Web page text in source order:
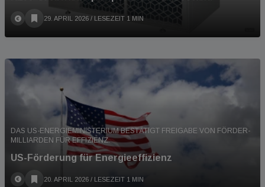
29. APRIL 2026 / LESEZEIT 1 MIN
DAS US-ENERGIEMINISTERIUM BESTÄTIGT FREIGABE VON FÖRDER-
MILLIARDEN FÜR EFFIZIENZ.
US-Förderung für Energieeffizienz
20. APRIL 2026 / LESEZEIT 1 MIN